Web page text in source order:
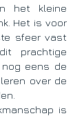
het kleine
Het is voor
sfeer vast
prachtige
nog eens de
over de
is